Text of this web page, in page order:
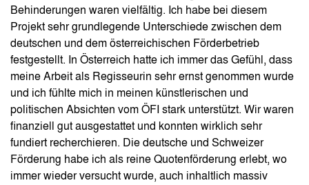
Behinderungen waren vielfältig. Ich habe bei diesem
Projekt sehr grundlegende Unterschiede zwischen dem
deutschen und dem österreichischen Förderbetrieb
festgestellt. In Österreich hatte ich immer das Gefühl, dass
meine Arbeit als Regisseurin sehr ernst genommen wurde
und ich fühlte mich in meinen künstlerischen und
politischen Absichten vom ÖFI stark unterstützt. Wir waren
finanziell gut ausgestattet und konnten wirklich sehr
fundiert recherchieren. Die deutsche und Schweizer
Förderung habe ich als reine Quotenförderung erlebt, wo
immer wieder versucht wurde, auch inhaltlich massiv